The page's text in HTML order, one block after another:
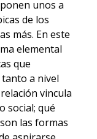
unos a
de los
más. En este
elemental
que
a nivel
vincula
social; qué
las formas